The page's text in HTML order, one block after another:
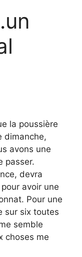
la poussière
dimanche,
avons une
passer.
devra
avoir une
Pour une
sur six toutes
semble
choses me